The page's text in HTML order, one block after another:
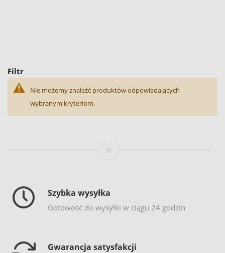
Filtr
Nie możemy znaleźć produktów odpowiadających
wybranym kryteriom.
Szybka wysyłka
Gotowość do wysyłki w ciągu 24 godzin
Gwarancja satysfakcji